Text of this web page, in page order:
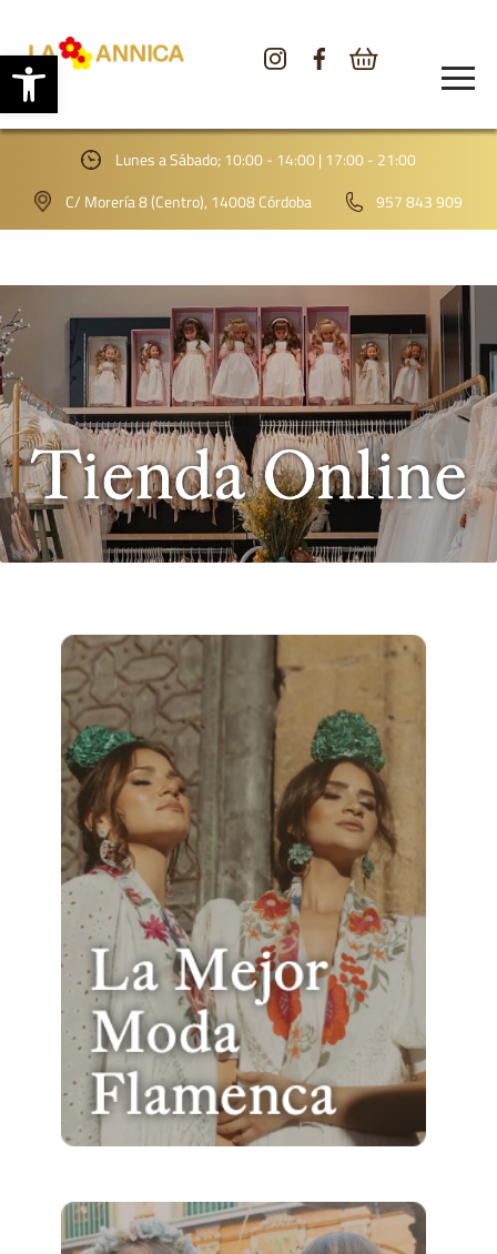
Abrir barra de herramientas
TIENDA
GALERÍA
BLOG
CONTACTO
Lunes a Sábado; 10:00 - 14:00 | 17:00 - 21:00
C/ Morería 8 (Centro), 14008 Córdoba
957 843 909